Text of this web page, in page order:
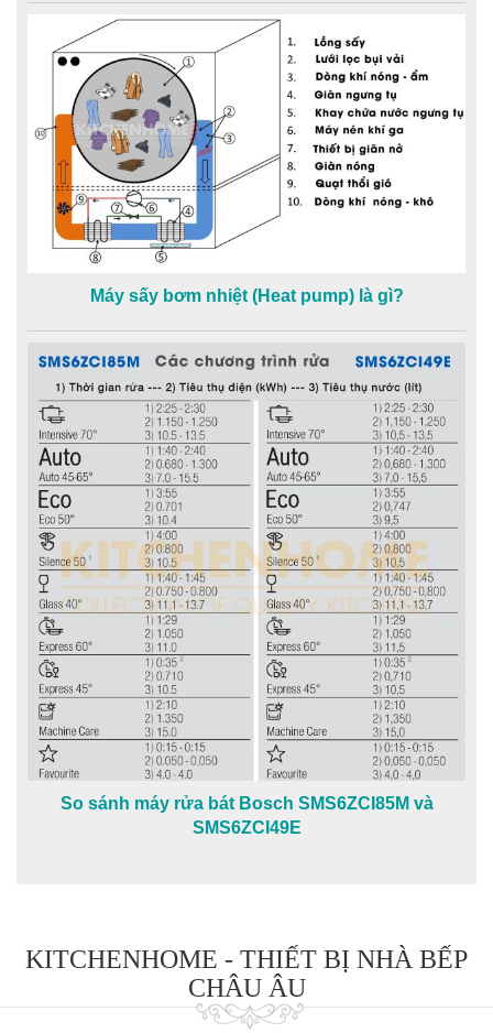
Máy sấy bơm nhiệt (Heat pump) là gì?
So sánh máy rửa bát Bosch SMS6ZCI85M và
SMS6ZCI49E
KITCHENHOME - THIẾT BỊ NHÀ BẾP
CHÂU ÂU